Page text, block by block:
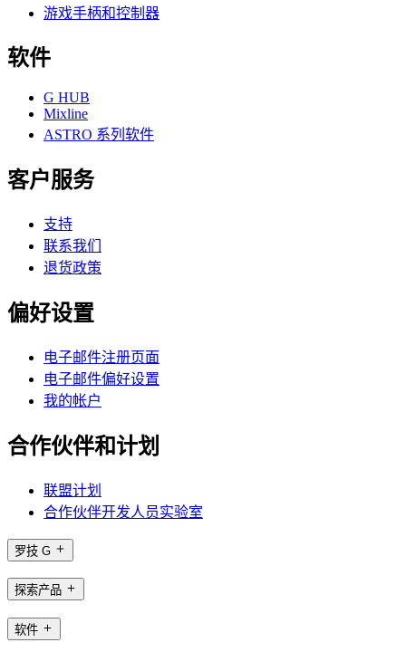
游戏手柄和控制器
软件
G HUB
Mixline
ASTRO 系列软件
客户服务
支持
联系我们
退货政策
偏好设置
电子邮件注册页面
电子邮件偏好设置
我的帐户
合作伙伴和计划
联盟计划
合作伙伴开发人员实验室
罗技 G
探索产品
软件